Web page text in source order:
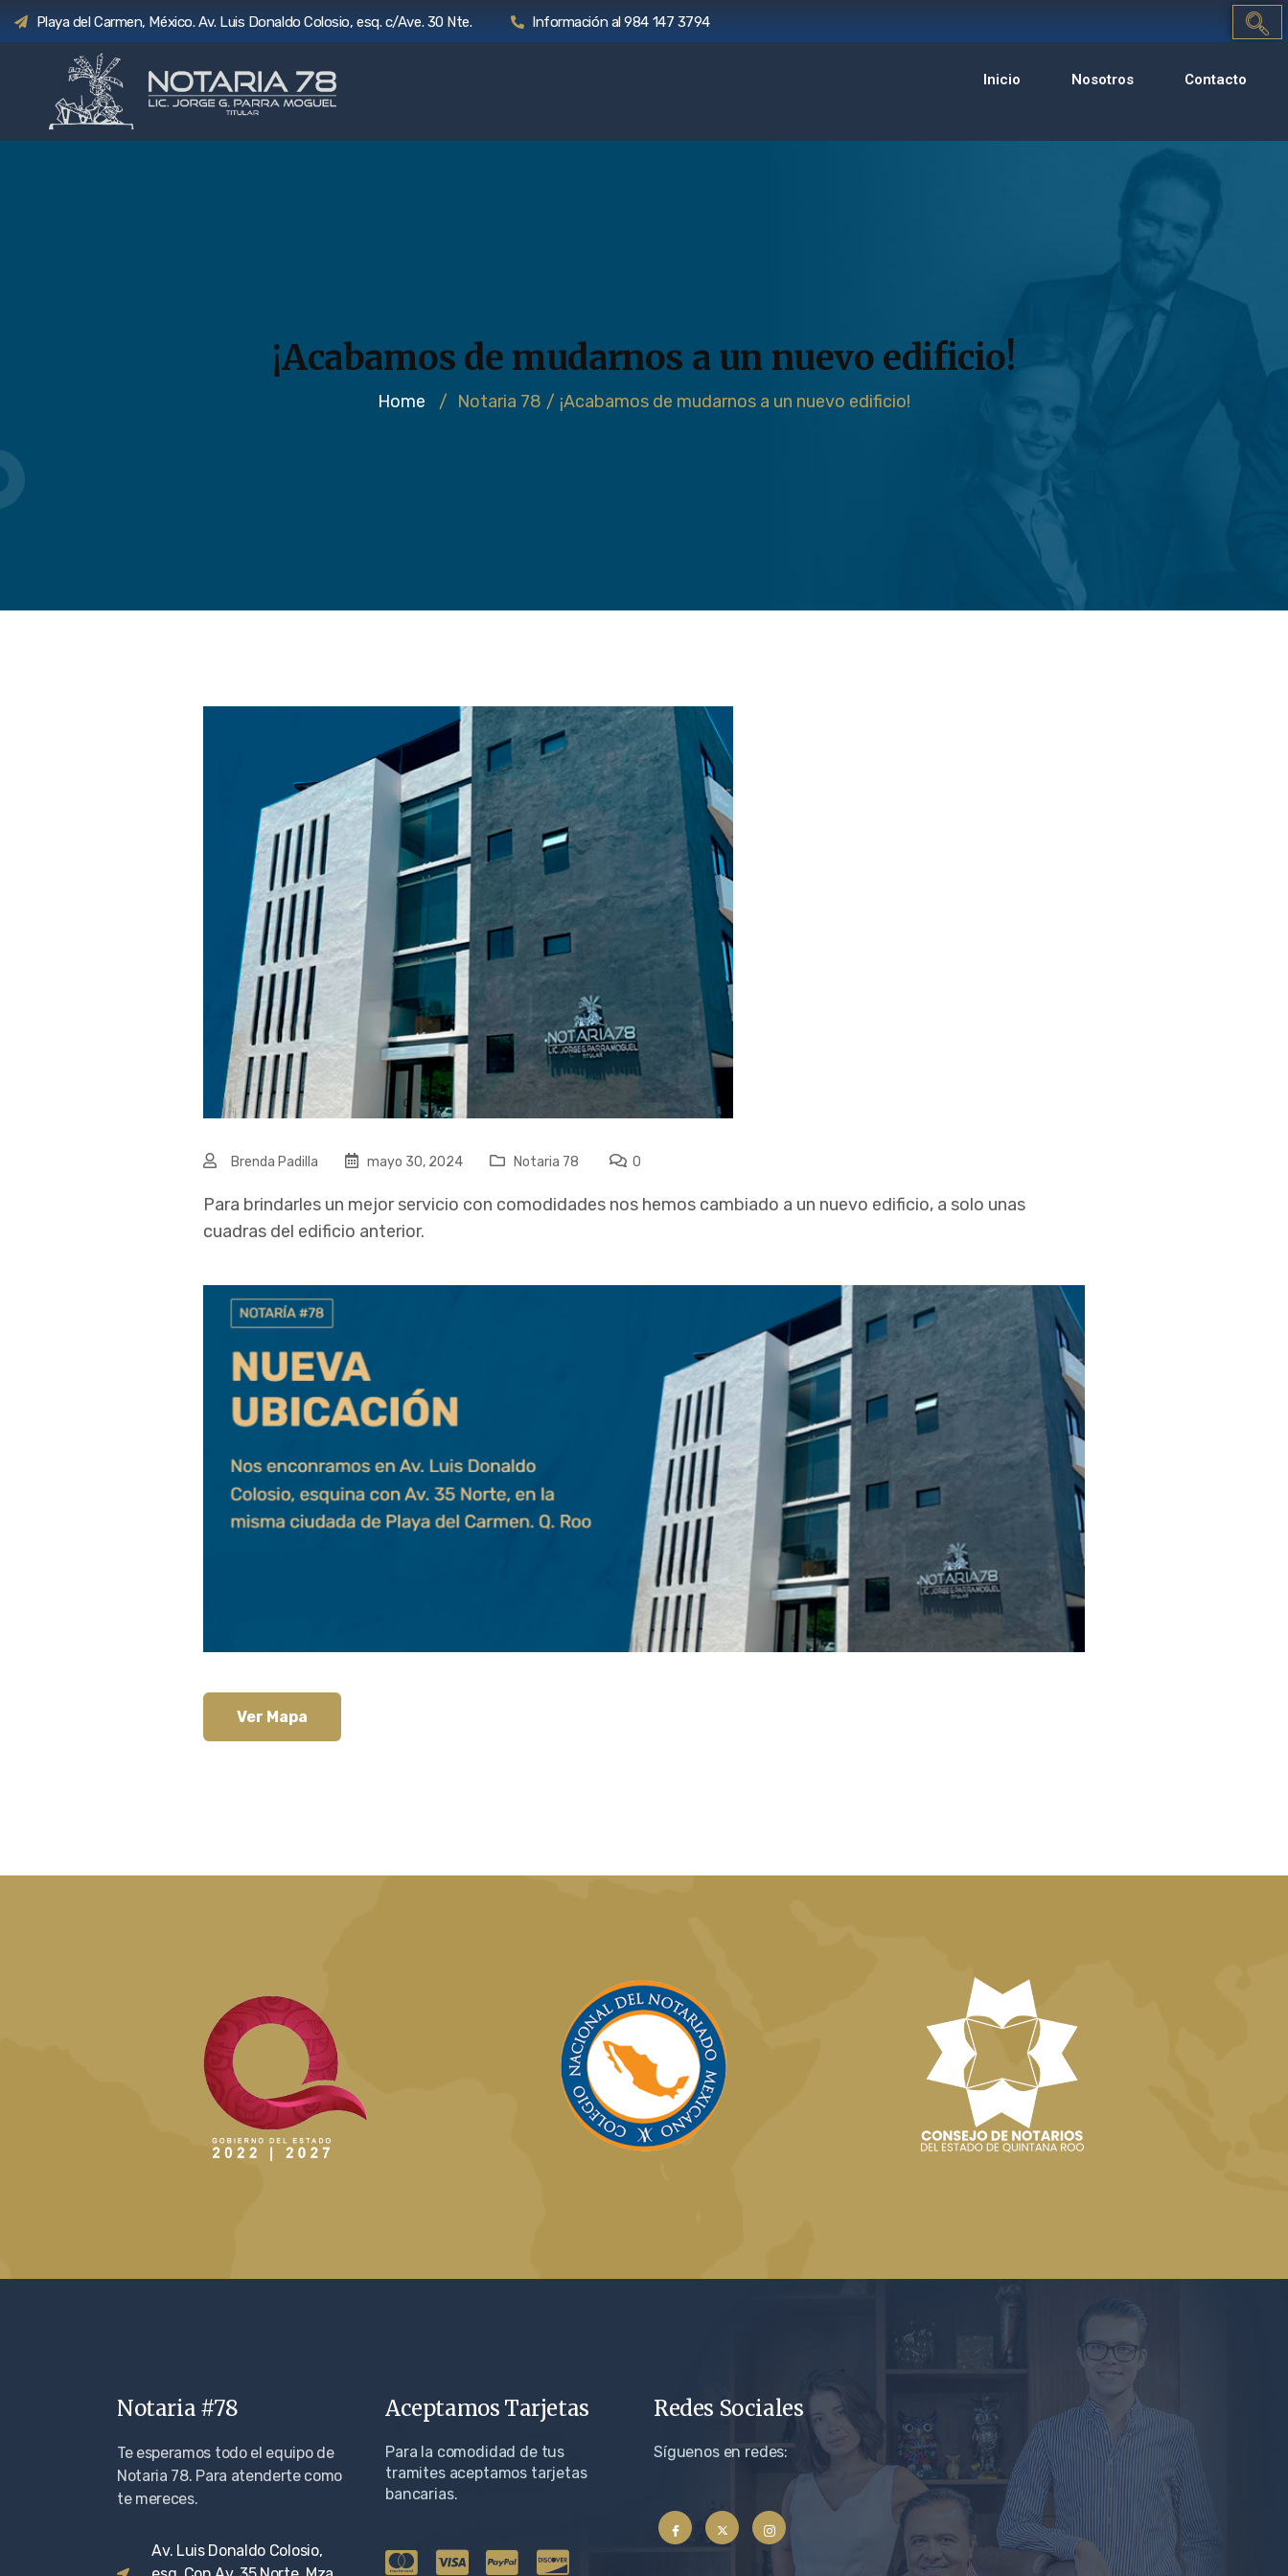
Playa del Carmen, México. Av. Luis Donaldo Colosio, esq. c/Ave. 30 Nte. Información al 984 147 3794
Inicio Nosotros Contacto
¡Acabamos de mudarnos a un nuevo edificio!
Home / Notaria 78 / ¡Acabamos de mudarnos a un nuevo edificio!
Brenda Padilla mayo 30, 2024 Notaria 78 0
Para brindarles un mejor servicio con comodidades nos hemos cambiado a un nuevo edificio, a solo unas
cuadras del edificio anterior.
Ver Mapa
Notaria #78
Te esperamos todo el equipo de
Notaria 78. Para atenderte como
te mereces.
Av. Luis Donaldo Colosio,
Aceptamos Tarjetas
Para la comodidad de tus
tramites aceptamos tarjetas
bancarias.​
Redes Sociales
Síguenos en redes: